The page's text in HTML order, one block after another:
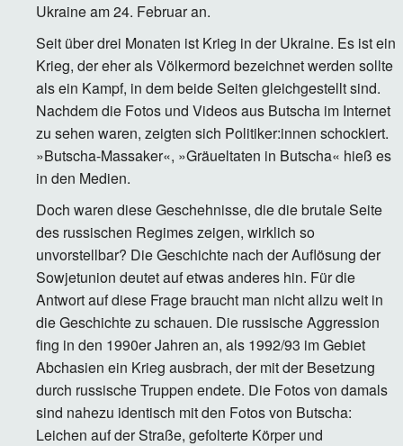
Ukraine am 24. Februar an.
Seit über drei Monaten ist Krieg in der Ukraine. Es ist ein
Krieg, der eher als Völkermord bezeichnet werden sollte
als ein Kampf, in dem beide Seiten gleichgestellt sind.
Nachdem die Fotos und Videos aus Butscha im Internet
zu sehen waren, zeigten sich Politiker:innen schockiert.
»Butscha-Massaker«, »Gräueltaten in Butscha« hieß es
in den Medien.
Doch waren diese Geschehnisse, die die brutale Seite
des russischen Regimes zeigen, wirklich so
unvorstellbar? Die Geschichte nach der Auflösung der
Sowjetunion deutet auf etwas anderes hin. Für die
Antwort auf diese Frage braucht man nicht allzu weit in
die Geschichte zu schauen. Die russische Aggression
fing in den 1990er Jahren an, als 1992/93 im Gebiet
Abchasien ein Krieg ausbrach, der mit der Besetzung
durch russische Truppen endete. Die Fotos von damals
sind nahezu identisch mit den Fotos von Butscha:
Leichen auf der Straße, gefolterte Körper und